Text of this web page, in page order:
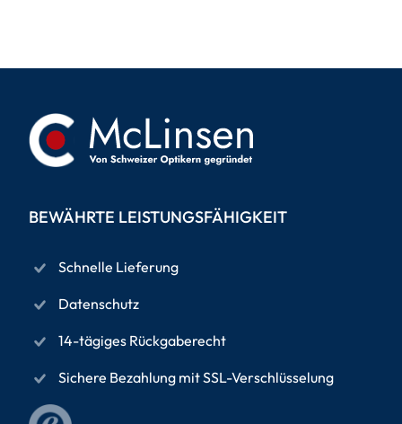
BEWÄHRTE LEISTUNGSFÄHIGKEIT
Schnelle Lieferung
Datenschutz
14-tägiges Rückgaberecht
Sichere Bezahlung mit SSL-Verschlüsselung